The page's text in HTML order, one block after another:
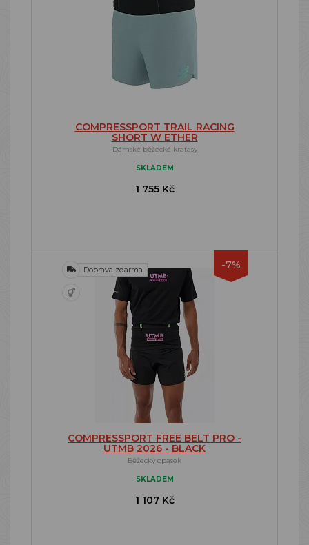
COMPRESSPORT TRAIL RACING
SHORT W ETHER
Dámské běžecké kraťasy
SKLADEM
1 755 Kč
-7%
Doprava zdarma
COMPRESSPORT FREE BELT PRO -
UTMB 2026 - BLACK
Běžecký opasek
SKLADEM
1 107 Kč